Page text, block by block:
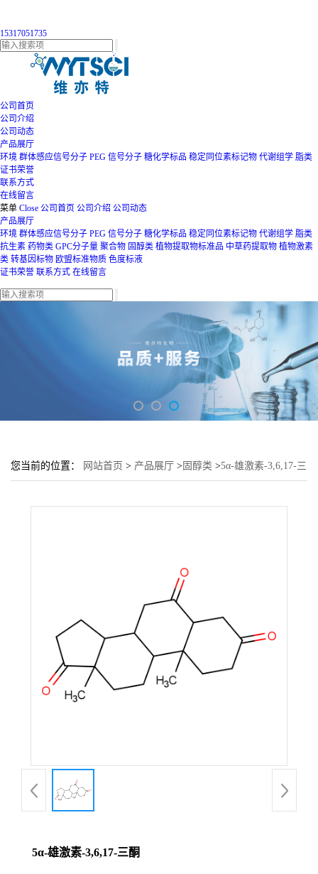
15317051735
公司首页
公司介绍
公司动态
产品展厅
环境 群体感应信号分子 PEG 信号分子 糖化学标品 稳定同位素标记物 代谢组学 脂类
证书荣誉
联系方式
在线留言
菜单 Close 公司首页 公司介绍 公司动态
产品展厅
环境 群体感应信号分子 PEG 信号分子 糖化学标品 稳定同位素标记物 代谢组学 脂类
抗生素 药物类 GPC分子量 聚合物 固醇类 植物提取物标准品 中草药提取物 植物激素
类 转基因标物 欧盟标准物质 色度标液
证书荣誉 联系方式 在线留言
您当前的位置： 网站首页 > 产品展厅 > 固醇类 >5α-雄激素-3,6,17-三
5α-雄激素-3,6,17-三酮